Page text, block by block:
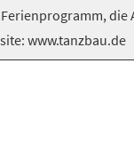
www.tanzbau.de